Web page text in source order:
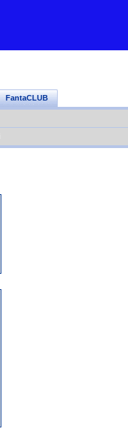
FantaCLUB